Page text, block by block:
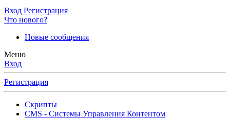
Вход Регистрация
Что нового?
Новые сообщения
Меню
Вход
Регистрация
Скрипты
CMS - Системы Управления Контентом